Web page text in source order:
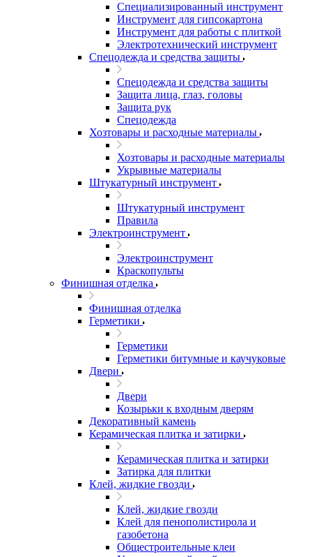
Специализированный инструмент
Инструмент для гипсокартона
Инструмент для работы с плиткой
Электротехнический инструмент
Спецодежда и средства защиты
Спецодежда и средства защиты
Защита лица, глаз, головы
Защита рук
Спецодежда
Хозтовары и расходные материалы
Хозтовары и расходные материалы
Укрывные материалы
Штукатурный инструмент
Штукатурный инструмент
Правила
Электроинструмент
Электроинструмент
Краскопульты
Финишная отделка
Финишная отделка
Герметики
Герметики
Герметики битумные и каучуковые
Двери
Двери
Козырьки к входным дверям
Декоративный камень
Керамическая плитка и затирки
Керамическая плитка и затирки
Затирка для плитки
Клей, жидкие гвозди
Клей, жидкие гвозди
Клей для пенополистирола и
газобетона
Общестроительные клеи